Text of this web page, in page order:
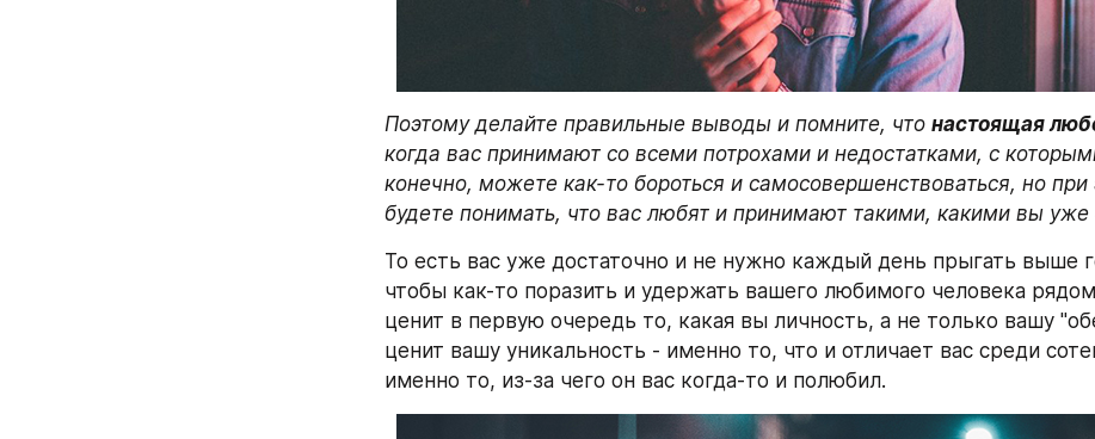
Поэтому делайте правильные выводы и помните, что настоящая
когда вас принимают со всеми потрохами и недостатками, с
конечно, можете как-то бороться и самосовершенствоваться, но
будете понимать, что вас любят и принимают такими, какими вы уже
То есть вас уже достаточно и не нужно каждый день прыгать выше
чтобы как-то поразить и удержать вашего любимого человека
ценит в первую очередь то, какая вы личность, а не только вашу
ценит вашу уникальность - именно то, что и отличает вас среди
именно то, из-за чего он вас когда-то и полюбил.